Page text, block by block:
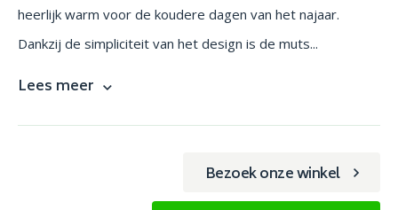
heerlijk warm voor de koudere dagen van het najaar.
Dankzij de simpliciteit van het design is de muts...
Lees meer
Bezoek onze winkel